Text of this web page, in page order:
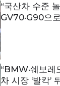
“국산차 수준
GV70·G90으
“BMW·쉐보레
차 시장 ‘발칵’